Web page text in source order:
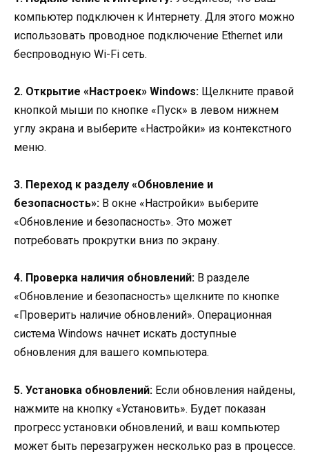
компьютер подключен к Интернету. Для этого можно
использовать проводное подключение Ethernet или
беспроводную Wi-Fi сеть.
2. Открытие «Настроек» Windows: Щелкните правой
кнопкой мыши по кнопке «Пуск» в левом нижнем
углу экрана и выберите «Настройки» из контекстного
меню.
3. Переход к разделу «Обновление и
безопасность»: В окне «Настройки» выберите
«Обновление и безопасность». Это может
потребовать прокрутки вниз по экрану.
4. Проверка наличия обновлений: В разделе
«Обновление и безопасность» щелкните по кнопке
«Проверить наличие обновлений». Операционная
система Windows начнет искать доступные
обновления для вашего компьютера.
5. Установка обновлений: Если обновления найдены,
нажмите на кнопку «Установить». Будет показан
прогресс установки обновлений, и ваш компьютер
может быть перезагружен несколько раз в процессе.